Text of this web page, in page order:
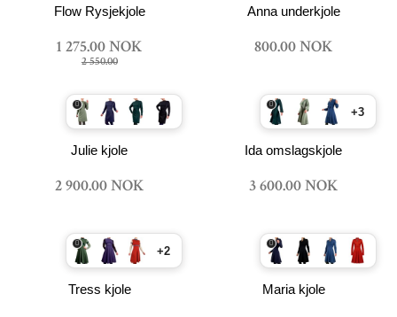
Flow Rysjekjole
1 275.00 NOK
2 550.00
Anna underkjole
800.00 NOK
Julie kjole
2 900.00 NOK
+3
Ida omslagskjole
3 600.00 NOK
+2
Tress kjole Maria kjole